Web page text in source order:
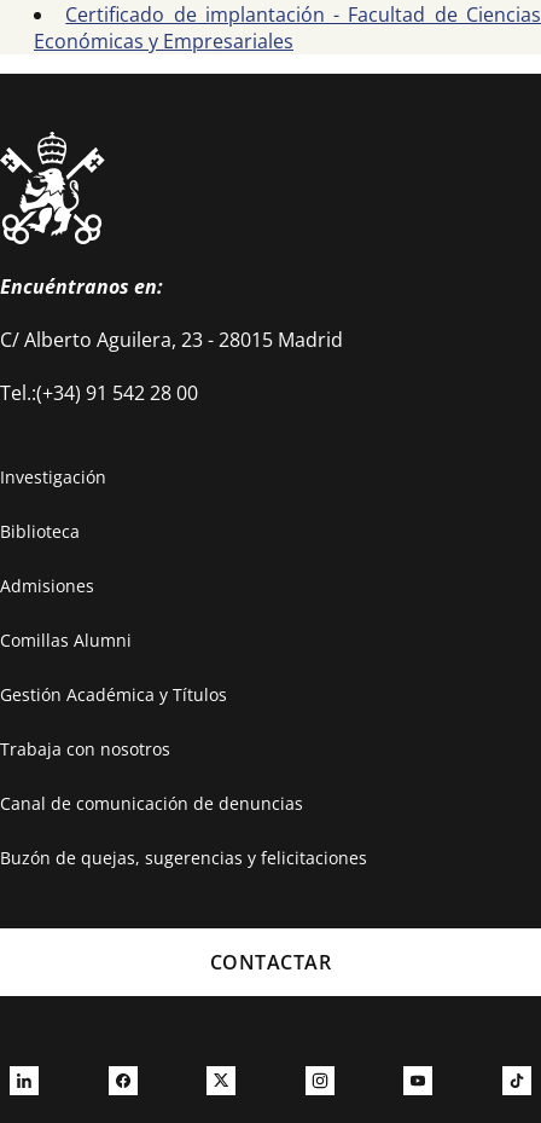
Certificado de implantación - Facultad de Ciencias
Económicas y Empresariales
Encuéntranos en:
C/ Alberto Aguilera, 23 - 28015 Madrid
Tel.:(+34) 91 542 28 00
Investigación
Biblioteca
Admisiones
Comillas Alumni
Gestión Académica y Títulos
Trabaja con nosotros
Canal de comunicación de denuncias
Buzón de quejas, sugerencias y felicitaciones
CONTACTAR